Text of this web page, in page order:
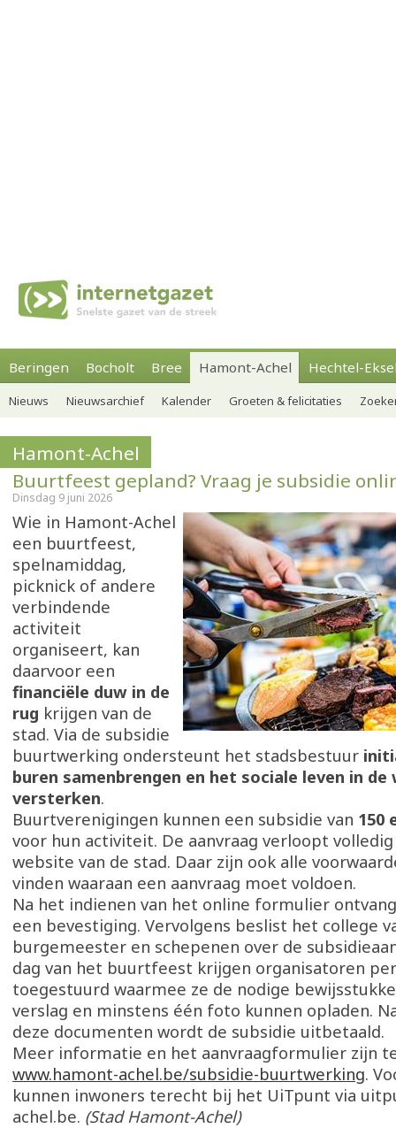
Beringen Bocholt Bree Hamont-Achel Hechtel-
Nieuws Nieuwsarchief Kalender Groeten & felicitaties
Hamont-Achel
Buurtfeest gepland? Vraag je subsidie
Dinsdag 9 juni 2026
Wie in Hamont-Achel
een buurtfeest,
spelnamiddag,
picknick of andere
verbindende
activiteit
organiseert, kan
daarvoor een
financiële duw in de
rug krijgen van de
stad. Via de subsidie
buurtwerking ondersteunt het stadsbestuur
buren samenbrengen en het sociale leven in de
versterken.
Buurtverenigingen kunnen een subsidie van 150
voor hun activiteit. De aanvraag verloopt
website van de stad. Daar zijn ook alle
vinden waaraan een aanvraag moet voldoen.
Na het indienen van het online formulier
een bevestiging. Vervolgens beslist het college
burgemeester en schepenen over de
dag van het buurtfeest krijgen organisatoren
toegestuurd waarmee ze de nodige
verslag en minstens één foto kunnen opladen.
deze documenten wordt de subsidie uitbetaald.
Meer informatie en het aanvraagformulier zijn
www.hamont-achel.be/subsidie-buurtwerking.
kunnen inwoners terecht bij het UiTpunt via
achel.be. (Stad Hamont-Achel)